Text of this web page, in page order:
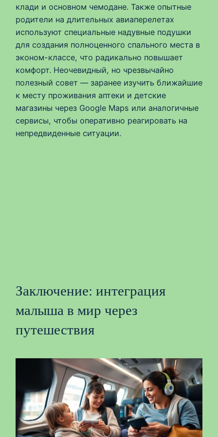
клади и основном чемодане. Также опытные
родители на длительных авиаперелетах
используют специальные надувные подушки
для создания полноценного спального места в
эконом-классе, что радикально повышает
комфорт. Неочевидный, но чрезвычайно
полезный совет — заранее изучить ближайшие
к месту проживания аптеки и детские
магазины через Google Maps или аналогичные
сервисы, чтобы оперативно реагировать на
непредвиденные ситуации.
Заключение: интеграция
малыша в мир через
путешествия